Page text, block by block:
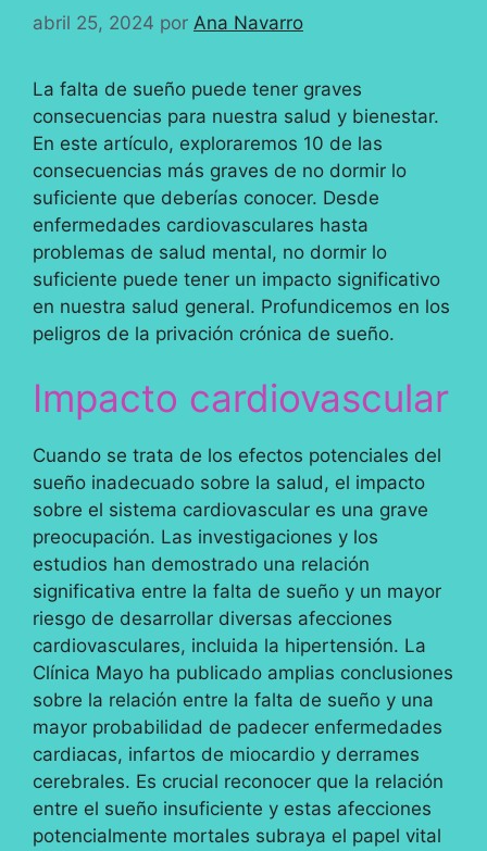
abril 25, 2024 por Ana Navarro
La falta de sueño puede tener graves
consecuencias para nuestra salud y bienestar.
En este artículo, exploraremos 10 de las
consecuencias más graves de no dormir lo
suficiente que deberías conocer. Desde
enfermedades cardiovasculares hasta
problemas de salud mental, no dormir lo
suficiente puede tener un impacto significativo
en nuestra salud general. Profundicemos en los
peligros de la privación crónica de sueño.
Impacto cardiovascular
Cuando se trata de los efectos potenciales del
sueño inadecuado sobre la salud, el impacto
sobre el sistema cardiovascular es una grave
preocupación. Las investigaciones y los
estudios han demostrado una relación
significativa entre la falta de sueño y un mayor
riesgo de desarrollar diversas afecciones
cardiovasculares, incluida la hipertensión. La
Clínica Mayo ha publicado amplias conclusiones
sobre la relación entre la falta de sueño y una
mayor probabilidad de padecer enfermedades
cardiacas, infartos de miocardio y derrames
cerebrales. Es crucial reconocer que la relación
entre el sueño insuficiente y estas afecciones
potencialmente mortales subraya el papel vital